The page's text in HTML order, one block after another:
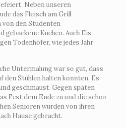
Neben unseren
das Fleisch am Grill
von den Studenten
gebackene Kuchen. Auch Eis
Todenhöfer, wie jedes Jahr
Untermalung war so gut, dass
den Stühlen halten konnten. Es
geschmaust. Gegen späten
Fest dem Ende zu und die schon
Senioren wurden von ihren
Hause gebracht.